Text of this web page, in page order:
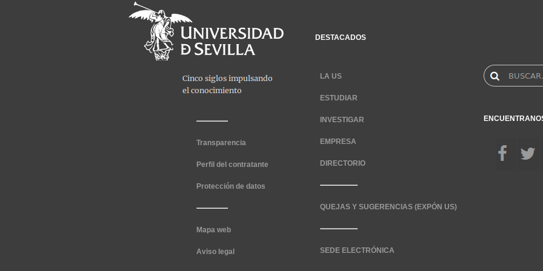
Transparencia
Perfil del contratante
Protección de datos
Mapa web
Aviso legal
DESTACADOS
LA US
ESTUDIAR
INVESTIGAR
EMPRESA
DIRECTORIO
QUEJAS Y SUGERENCIAS (EXPÓN US)
SEDE ELECTRÓNICA